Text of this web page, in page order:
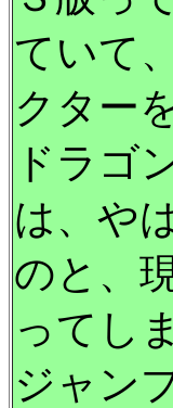
ていて
クター
ドラゴ
は、や
のと、
ってし
ジャン